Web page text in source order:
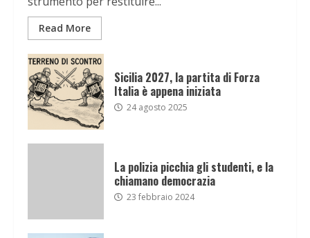
Read More
Sicilia 2027, la partita di Forza
Italia è appena iniziata
24 agosto 2025
La polizia picchia gli studenti, e la
chiamano democrazia
23 febbraio 2024